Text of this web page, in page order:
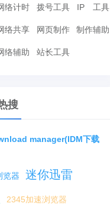
络计时 拨号工具 IP 工具
络共享 网页制作 制作辅助
络辅助 站长工具
搜
manager(IDM下载
览器
迷你迅雷
2345加速浏览器